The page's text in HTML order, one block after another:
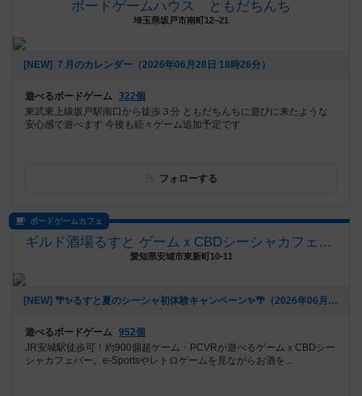
ボードゲームハウス ともだちんち
埼玉県坂戸市南町12−21
[NEW] ７月のカレンダー（2026年06月28日 18時26分）
遊べるボードゲーム 322個
東武東上線坂戸駅南口から徒歩３分 ともだちんちに遊びに来たような
安心感で遊べます 今後も続々ゲーム追加予定です
フォローする
ボードゲームカフェ
ギルド酒場るすと ゲームｘCBDシーシャカフェバー
愛知県安城市東新町10-11
[NEW] 🌴✨るすと夏のシーシャ初体験キャンペーン✨🌴（2026年06月03日 02時03分）
遊べるボードゲーム 952個
JR安城駅徒歩可！約900個超ゲーム・PCVRが遊べるゲームｘCBDシー
シャカフェバー。e-Sportsやレトロゲームを見ながらお酒を...